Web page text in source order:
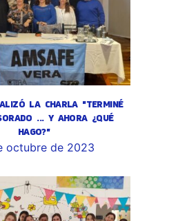
LA CHARLA "TERMINÉ
... Y AHORA ¿QUÉ
HAGO?"
octubre de 2023